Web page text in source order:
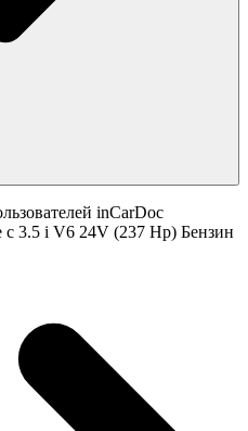
inCarDoc
3.5 i V6 24V (237 Hp) Бензин